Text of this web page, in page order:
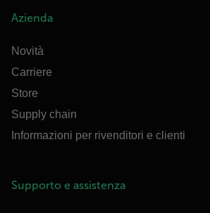
Azienda
Novità
Carriere
Store
Supply chain
Informazioni per rivenditori e clienti
Supporto e assistenza